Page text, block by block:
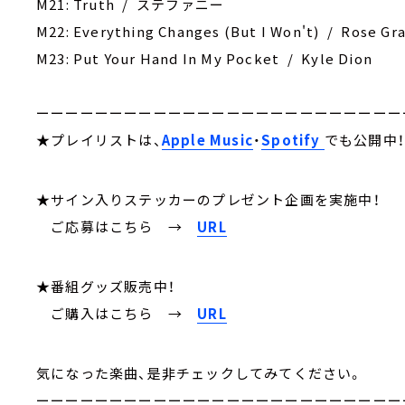
M22: Everything Changes (But I Won't) / Rose
M23: Put Your Hand In My Pocket / Kyle Dion
ーーーーーーーーーーーーーーーーーーーーーーーーー
★プレイリストは、 Apple Music・Spotify でも公開中！
★サイン入りステッカーのプレゼント企画を実施中！
ご応募はこちら → URL
★番組グッズ販売中！
ご購入はこちら → URL
気になった楽曲、是非チェックしてみてください。
ーーーーーーーーーーーーーーーーーーーーーーーーー